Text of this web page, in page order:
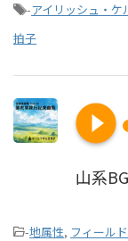
-アイリッシュ・ケ
拍子
play_circle_filled
山系
-地属性, フィールド